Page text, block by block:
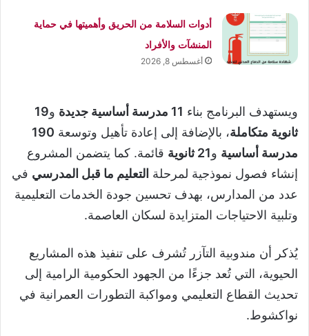
أدوات السلامة من الحريق وأهميتها في حماية
المنشآت والأفراد
أغسطس 8, 2026
ويستهدف البرنامج بناء 11 مدرسة أساسية جديدة و19
ثانوية متكاملة، بالإضافة إلى إعادة تأهيل وتوسعة 190
مدرسة أساسية و21 ثانوية
قائمة. كما يتضمن المشروع
إنشاء فصول نموذجية لمرحلة التعليم ما قبل المدرسي في
عدد من المدارس، بهدف تحسين جودة الخدمات التعليمية
وتلبية الاحتياجات المتزايدة لسكان العاصمة.
يُذكر أن مندوبية التآزر تُشرف على تنفيذ هذه المشاريع
الحيوية، التي تُعد جزءًا من الجهود الحكومية الرامية إلى
تحديث القطاع التعليمي ومواكبة التطورات العمرانية في
نواكشوط.